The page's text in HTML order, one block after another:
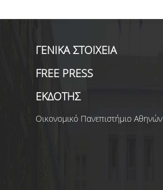
ΓΕΝΙΚΑ ΣΤΟΙΧΕΙΑ
FREE PRESS
ΕΚΔΟΤΗΣ
Οικονομικό Πανεπιστήμιο Αθηνών